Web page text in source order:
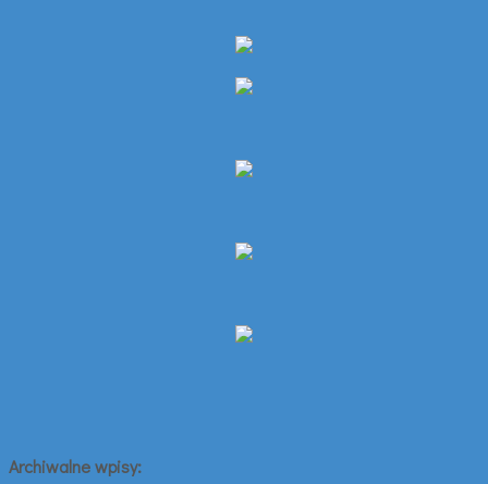
Archiwalne wpisy: